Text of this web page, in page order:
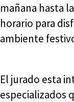
mañana hasta
horario para
ambiente
El jurado esta
especializados